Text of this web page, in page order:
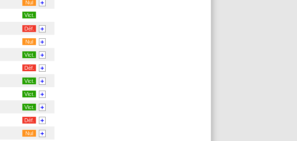
Nul +
Vict.
Déf. +
Nul +
Vict. +
Déf. +
Vict. +
Vict. +
Vict. +
Déf. +
Nul +